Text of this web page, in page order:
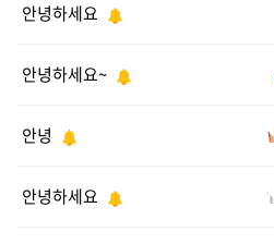
안녕하세요
안녕하세요~
안녕
안녕하세요